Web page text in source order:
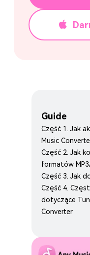
Guide
Część 1. Jak
Music
Część 2. Jak
formatów
Część 3. Jak
Część 4.
dotyczące
Converter